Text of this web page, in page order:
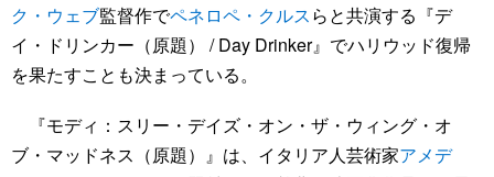
ク・ウェブ監督作でペネロペ・クルスらと共演する『デ
イ・ドリンカー（原題） / Day Drinker』でハリウッド復帰
を果たすことも決まっている。
『モディ：スリー・デイズ・オン・ザ・ウィング・オ
ブ・マッドネス（原題）』は、イタリア人芸術家アメデ